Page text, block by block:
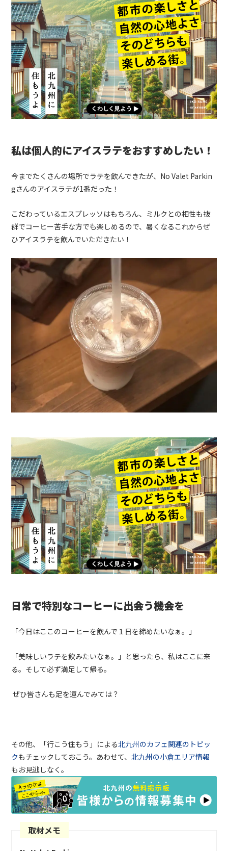
私は個人的にアイスラテをおすすめしたい！
今までたくさんの場所でラテを飲んできたが、 No Valet Parkin
gさんのアイスラテが1番だった！
こだわっているエスプレッソはもちろん、ミルクとの相性も抜
群でコーヒー苦手な方でも楽しめるので、暑くなるこれからぜ
ひアイスラテを飲んでいただきたい！
日常で特別なコーヒーに出会う機会を
「今日はここのコーヒーを飲んで１日を締めたいなぁ。」
「美味しいラテを飲みたいなぁ。」と思ったら、私はここに来
る。そして必ず満足して帰る。
ぜひ皆さんも足を運んでみては？
その他、「行こう住もう」による北九州のカフェ関連のトピッ
クもチェックしておこう。あわせて、北九州の小倉エリア情報
もお見逃しなく。
取材メモ